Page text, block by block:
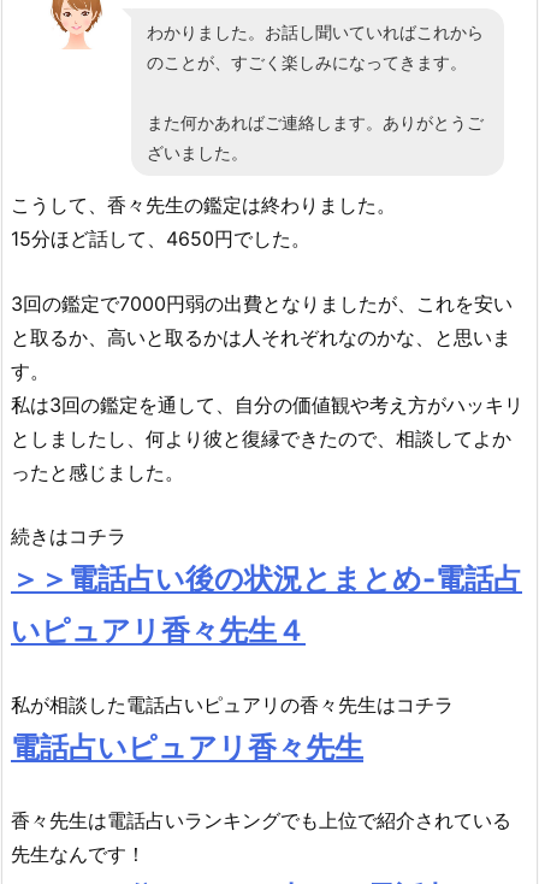
わかりました。お話し聞いていればこれから
のことが、すごく楽しみになってきます。
また何かあればご連絡します。ありがとうご
ざいました。
こうして、香々先生の鑑定は終わりました。
15分ほど話して、4650円でした。
3回の鑑定で7000円弱の出費となりましたが、これを安い
と取るか、高いと取るかは人それぞれなのかな、と思いま
す。
私は3回の鑑定を通して、自分の価値観や考え方がハッキリ
としましたし、何より彼と復縁できたので、相談してよか
ったと感じました。
続きはコチラ
＞＞電話占い後の状況とまとめ-電話占
いピュアリ香々先生４
私が相談した電話占いピュアリの香々先生はコチラ
電話占いピュアリ香々先生
香々先生は電話占いランキングでも上位で紹介されている
先生なんです！